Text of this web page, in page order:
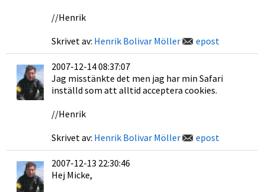
//Henrik
Skrivet av: Henrik Bolivar Möller epost
2007-12-14 08:37:07
Jag misstänkte det men jag har min Safari
inställd som att alltid acceptera cookies.
//Henrik
Skrivet av: Henrik Bolivar Möller epost
2007-12-13 22:30:46
Hej Micke,